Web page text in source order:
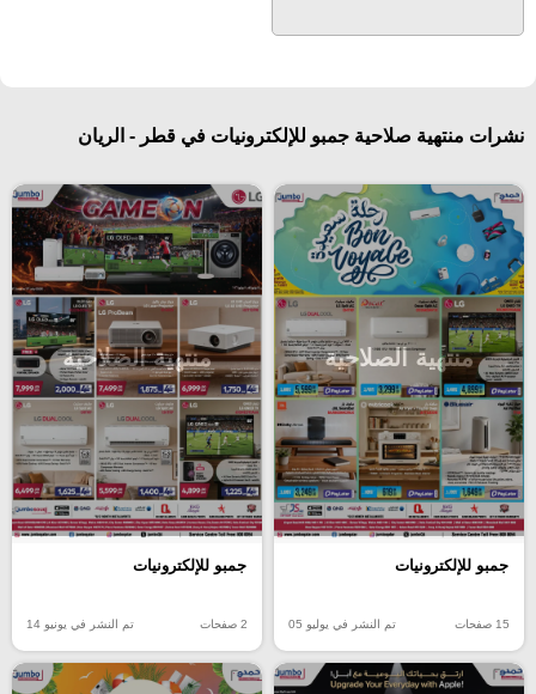
نشرات منتهية صلاحية جمبو للإلكترونيات في قطر - الريان
منتهية الصلاحية
جمبو للإلكترونيات
15 صفحات تم النشر في يوليو 05
منتهية الصلاحية
جمبو للإلكترونيات
2 صفحات تم النشر في يونيو 14